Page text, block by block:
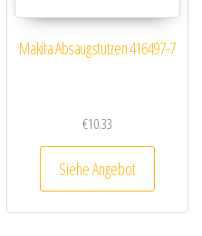
Makita Absaugstutzen 416497-7
€10.33
Siehe Angebot